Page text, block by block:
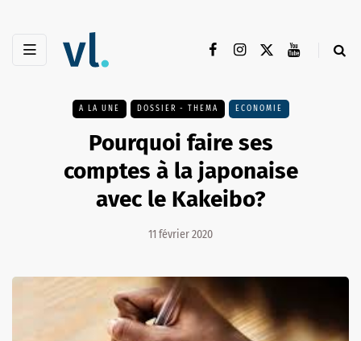
A LA UNE DOSSIER - THEMA ECONOMIE
Pourquoi faire ses
comptes à la japonaise
avec le Kakeibo?
11 février 2020